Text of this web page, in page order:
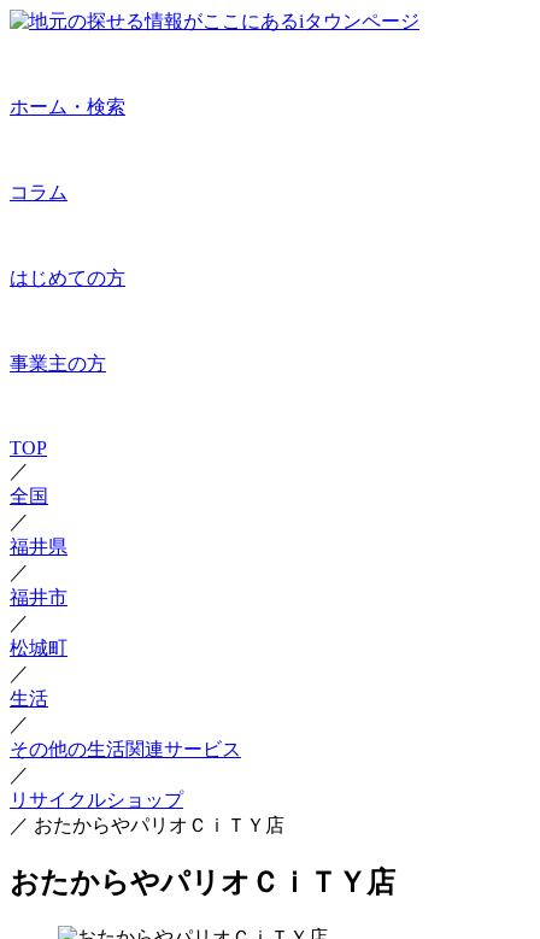
ホーム・検索
コラム
はじめての方
事業主の方
TOP
／
全国
／
福井県
／
福井市
／
松城町
／
生活
／
その他の生活関連サービス
／
リサイクルショップ
／ おたからやパリオＣｉＴＹ店
おたからやパリオＣｉＴＹ店